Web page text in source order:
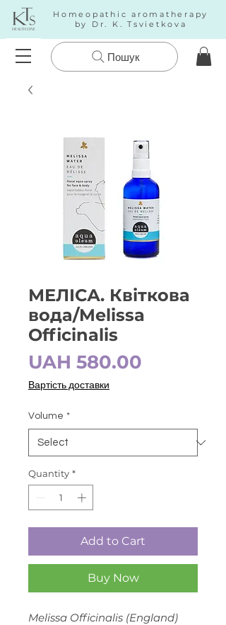
Homeopathic aromatherapy
by Dr. K. Tsvietkova
Пошук
МЕЛІСА. Квіткова
вода/Melissa
Officinalis
UAH 580.00
Вартість доставки
Volume *
Quantity *
Add to Cart
Buy Now
Melissa Officinalis (England)